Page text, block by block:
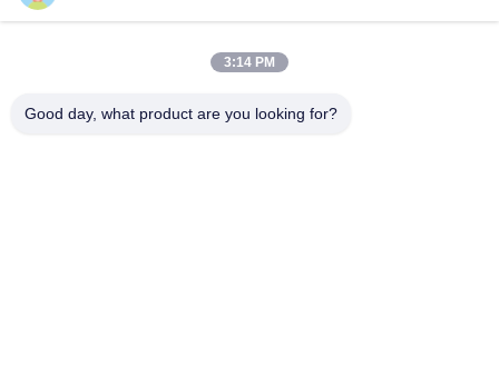
Video
Fatory Tour
3:14 PM
Good day, what product are you looking for?